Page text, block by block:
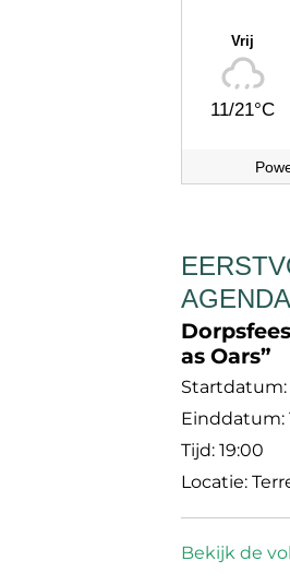
Vrij
11/21°C
as Oars”
Startdatum:
Einddatum:
Tijd: 19:00
Locatie:
Bekijk de